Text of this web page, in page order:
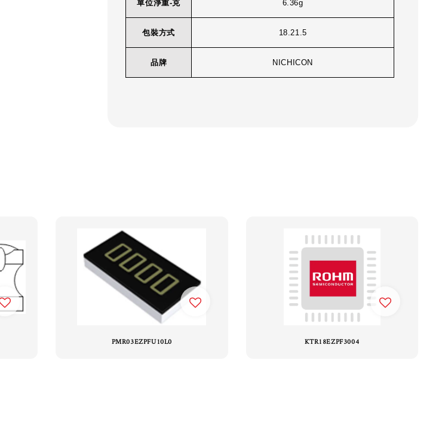
單位淨重-克 6.36g
包裝方式 18.21.5
品牌 NICHICON
PMR03EZPFU10L0 KTR18EZPF3004